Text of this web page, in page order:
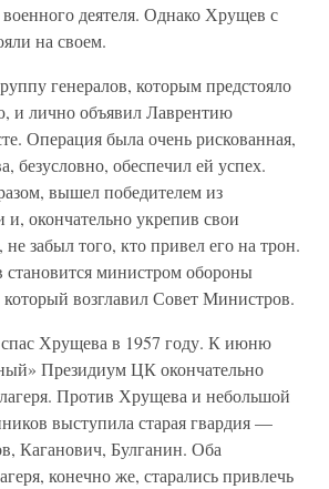
деятеля. Однако Хрущев с
на своем.
генералов, которым предстояло
и лично объявил Лаврентию
Операция была очень рискованная,
безусловно, обеспечил ей успех.
вышел победителем из
и, окончательно укрепив свои
забыл того, кто привел его на трон.
министром обороны
возглавил Совет Министров.
Хрущева в 1957 году. К июню
Президиум ЦК окончательно
Против Хрущева и небольшой
выступила старая гвардия —
Каганович, Булганин. Оба
конечно же, старались привлечь